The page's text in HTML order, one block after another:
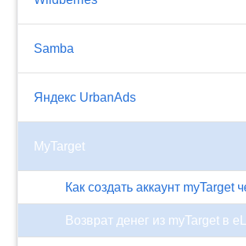
Samba
Яндекс UrbanAds
MyTarget
Как создать аккаунт myTarget
Возврат денег из myTarget в